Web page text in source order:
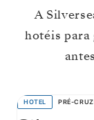
A
hotéis
HOTEL PRÉ-